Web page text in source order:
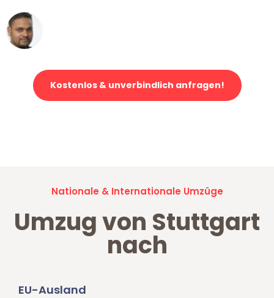
Kostenlos & unverbindlich anfragen!
Nationale & Internationale Umzüge
Umzug von Stuttgart
nach
EU-Ausland